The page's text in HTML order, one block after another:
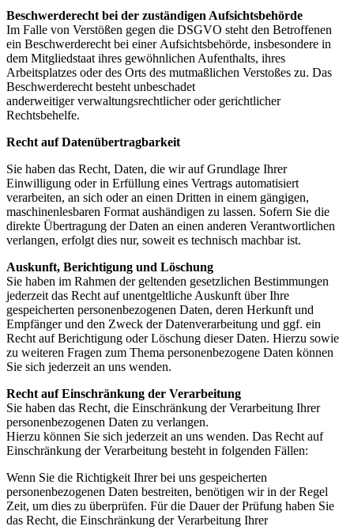
Beschwerderecht bei der zuständigen Aufsichtsbehörde
Im Falle von Verstößen gegen die DSGVO steht den Betroffenen
ein Beschwerderecht bei einer Aufsichtsbehörde, insbesondere in
dem Mitgliedstaat ihres gewöhnlichen Aufenthalts, ihres
Arbeitsplatzes oder des Orts des mutmaßlichen Verstoßes zu. Das
Beschwerderecht besteht unbeschadet
anderweitigerverwaltungsrechtlicher oder gerichtlicher
Rechtsbehelfe.
Recht auf Datenübertragbarkeit
Sie haben das Recht, Daten, die wir auf Grundlage Ihrer
Einwilligung oder in Erfüllung eines Vertrags automatisiert
verarbeiten, an sich oder an einen Dritten in einem gängigen,
maschinenlesbaren Format aushändigen zu lassen. Sofern Sie die
direkte Übertragung der Daten an einen anderen Verantwortlichen
verlangen, erfolgt dies nur, soweit es technisch machbar ist.
Auskunft, Berichtigung und Löschung
Sie haben im Rahmen der geltenden gesetzlichen Bestimmungen
jederzeit das Recht auf unentgeltliche Auskunft über Ihre
gespeicherten personenbezogenen Daten, deren Herkunft und
Empfänger und den Zweck der Datenverarbeitung und ggf. ein
Recht auf Berichtigung oder Löschung dieser Daten. Hierzu sowie
zu weiteren Fragen zum Thema personenbezogene Daten können
Sie sich jederzeit an uns wenden.
Recht auf Einschränkung der Verarbeitung
Sie haben das Recht, die Einschränkung der Verarbeitung Ihrer
personenbezogenen Daten zu verlangen.
Hierzu können Sie sich jederzeit an uns wenden. Das Recht auf
Einschränkung der Verarbeitung besteht in folgenden Fällen:
Wenn Sie die Richtigkeit Ihrer bei uns gespeicherten
personenbezogenen Daten bestreiten, benötigen wirin der Regel
Zeit, um dies zu überprüfen. Für die Dauer der Prüfung haben Sie
das Recht, die Einschränkung der Verarbeitung Ihrer